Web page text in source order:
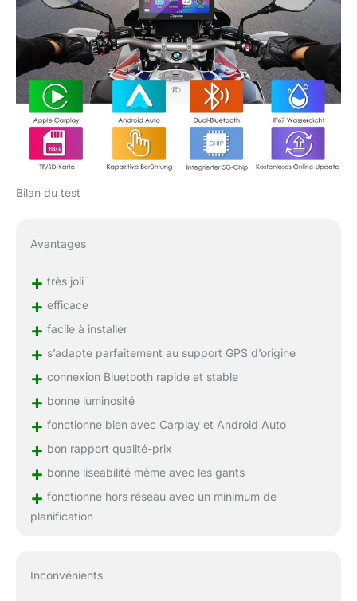
de la moto sous
contrôle, vous offrant
une sécurité et une
commodité accrues.
Fonctionne parfaitement
dans une plage de
température de -20°C à
70°C. 【Égaliseur
Intégré】: Avec son
égaliseur préréglé intégré
et son égaliseur HD
ou désactivez "Loud"
pour activer ou
également choisir le
rock, classique, jazz, et
autres effets sonores.
【Trois Options de
Bilan du test
Avantages
+ très joli
+ efficace
+ facile à installer
+ s’adapte parfaitement au support GPS d’origine
+ connexion Bluetooth rapide et stable
+ bonne luminosité
+ fonctionne bien avec Carplay et Android Auto
+ bon rapport qualité-prix
+ bonne liseabilité même avec les gants
+ fonctionne hors réseau avec un minimum de
planification
Inconvénients